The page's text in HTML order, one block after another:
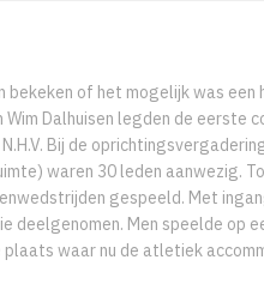
bekeken of het mogelijk was
Wim Dalhuisen legden de eerste
Bij de
waren 30 leden aanwezig.
gespeeld. Met
deelgenomen. Men speelde op
waar nu de atletiek